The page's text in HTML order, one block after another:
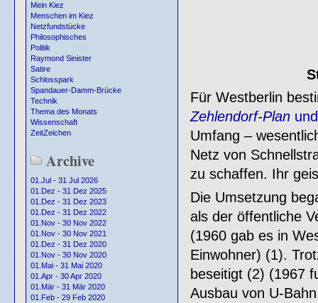
Mein Kiez
Menschen im Kiez
Netzfundstücke
Philosophisches
Politik
Raymond Sinister
Satire
Schlosspark
Spandauer-Damm-Brücke
Technik
Thema des Monats
Wissenschaft
ZeitZeichen
Archive
01.Jul - 31 Jul 2026
01.Dez - 31 Dez 2025
01.Dez - 31 Dez 2023
01.Dez - 31 Dez 2022
01.Nov - 30 Nov 2022
01.Nov - 30 Nov 2021
01.Dez - 31 Dez 2020
01.Nov - 30 Nov 2020
01.Mai - 31 Mai 2020
01.Apr - 30 Apr 2020
01.Mär - 31 Mär 2020
01.Feb - 29 Feb 2020
Für Westberlin
Zehlendorf-Plan
Umfang –
Netz von
zu schaffen. Ihr
Die Umsetzung
als der öffentliche
(1960 gab es in
Einwohner) (1).
beseitigt (2) (1967
Ausbau von U-